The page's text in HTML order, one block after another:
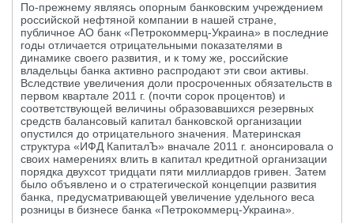
По-прежнему являясь опорным банковским учреждением
российской нефтяной компании в нашей стране,
публичное АО банк «Петрокоммерц-Украина» в последние
годы отличается отрицательными показателями в
динамике своего развития, и к тому же, российские
владельцы банка активно распродают эти свои активы.
Вследствие увеличения доли просроченных обязательств в
первом квартале 2011 г. (почти сорок процентов) и
соответствующей величины образовавшихся резервных
средств балансовый капитал банковской организации
опустился до отрицательного значения. Материнская
структура «ИФД КапиталЪ» вначале 2011 г. анонсировала о
своих намерениях влить в капитал кредитной организации
порядка двухсот тридцати пяти миллиардов гривен. Затем
было объявлено и о стратегической концепции развития
банка, предусматривающей увеличение удельного веса
розницы в бизнесе банка «Петрокоммерц-Украина».